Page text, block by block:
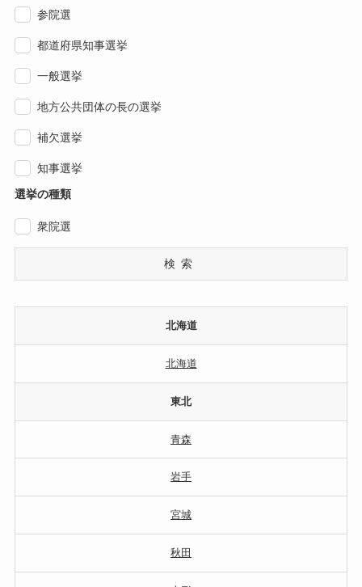
参院選
都道府県知事選挙
一般選挙
地方公共団体の長の選挙
補欠選挙
知事選挙
選挙の種類
衆院選
検索
北海道
北海道
東北
青森
岩手
宮城
秋田